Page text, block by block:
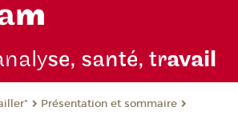
se, santé, travail
Présentation et sommaire